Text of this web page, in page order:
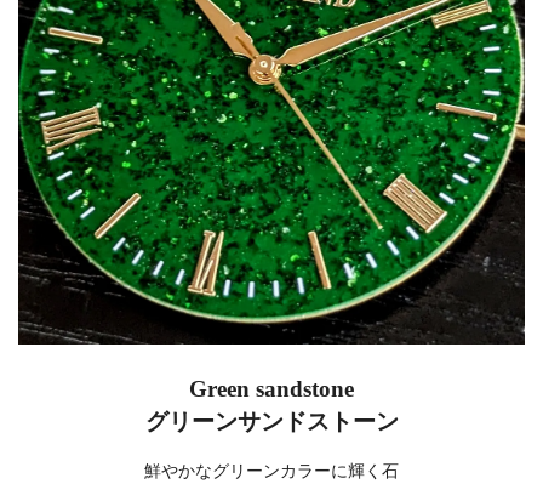
Green sandstone
グリーンサンドストーン
鮮やかなグリーンカラーに輝く石